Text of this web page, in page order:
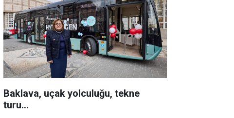
Baklava, uçak yolculuğu, tekne
turu...